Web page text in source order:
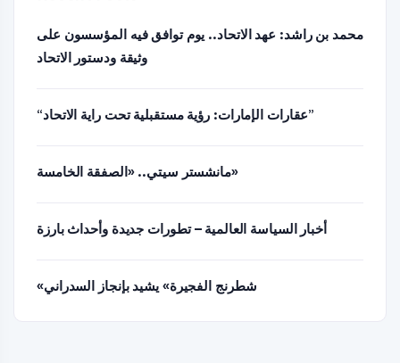
محمد بن راشد: عهد الاتحاد.. يوم توافق فيه المؤسسون على
وثيقة ودستور الاتحاد
“عقارات الإمارات: رؤية مستقبلية تحت راية الاتحاد”
مانشستر سيتي.. «الصفقة الخامسة»
أخبار السياسة العالمية – تطورات جديدة وأحداث بارزة
«شطرنج الفجيرة» يشيد بإنجاز السدراني